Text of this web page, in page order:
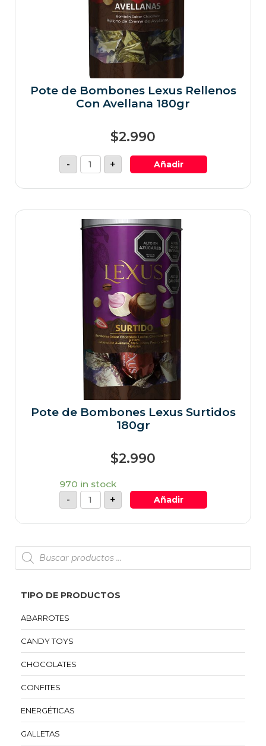
TIPO DE PRODUCTOS
ABARROTES
CANDY TOYS
CHOCOLATES
CONFITES
ENERGÉTICAS
GALLETAS
Pote de Bombones Lexus Rellenos
Con Avellana 180gr
$2.990
- + Añadir
Pote de Bombones Lexus Surtidos
180gr
$2.990
970 in stock
-
+ Añadir